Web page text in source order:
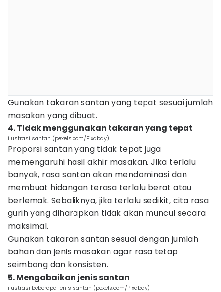
Gunakan takaran santan yang tepat sesuai jumlah
masakan yang dibuat.
4. Tidak menggunakan takaran yang tepat
ilustrasi santan (pexels.com/Pixabay)
Proporsi santan yang tidak tepat juga
memengaruhi hasil akhir masakan. Jika terlalu
banyak, rasa santan akan mendominasi dan
membuat hidangan terasa terlalu berat atau
berlemak. Sebaliknya, jika terlalu sedikit, cita rasa
gurih yang diharapkan tidak akan muncul secara
maksimal.
Gunakan takaran santan sesuai dengan jumlah
bahan dan jenis masakan agar rasa tetap
seimbang dan konsisten.
5. Mengabaikan jenis santan
ilustrasi beberapa jenis santan (pexels.com/Pixabay)